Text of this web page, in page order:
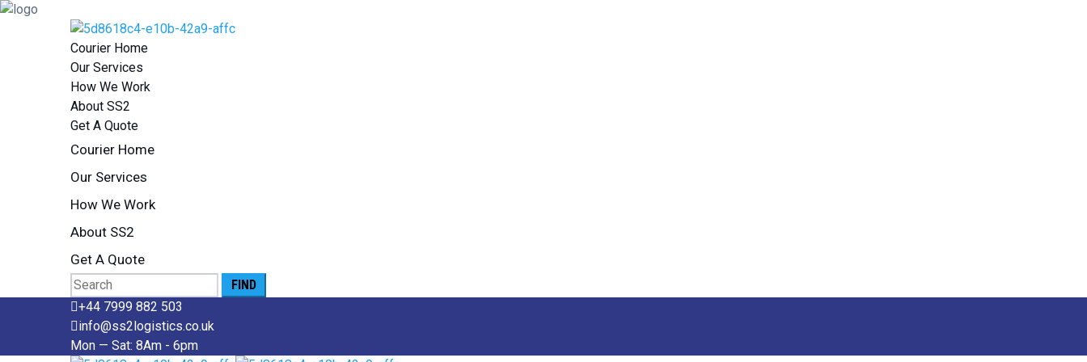
Courier Home
Our Services
How We Work
About SS2
Get A Quote
Courier Home
Our Services
How We Work
About SS2
Get A Quote
Search
for:+44 7999 882 503
info@ss2logistics.co.uk
Mon — Sat: 8Am - 6pm